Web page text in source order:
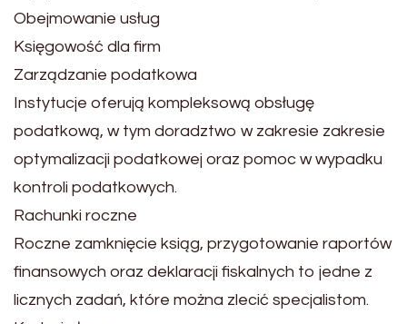
Obejmowanie usług
Księgowość dla firm
Zarządzanie podatkowa
Instytucje oferują kompleksową obsługę
podatkową, w tym doradztwo w zakresie zakresie
optymalizacji podatkowej oraz pomoc w wypadku
kontroli podatkowych.
Rachunki roczne
Roczne zamknięcie ksiąg, przygotowanie raportów
finansowych oraz deklaracji fiskalnych to jedne z
licznych zadań, które można zlecić specjalistom.